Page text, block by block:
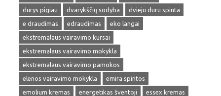
durys pigiau
dvarykščių sodyba
dvieju duru spinta
e draudimas
edraudimas
eko langai
ekstremalaus vairavimo kursai
ekstremalaus vairavimo mokykla
ekstremalaus vairavimo pamokos
elenos vairavimo mokykla
emira spintos
emolium kremas
energetikas šventoji
essex kremas